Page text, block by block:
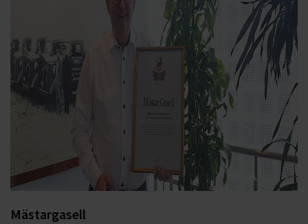
Mästargasell